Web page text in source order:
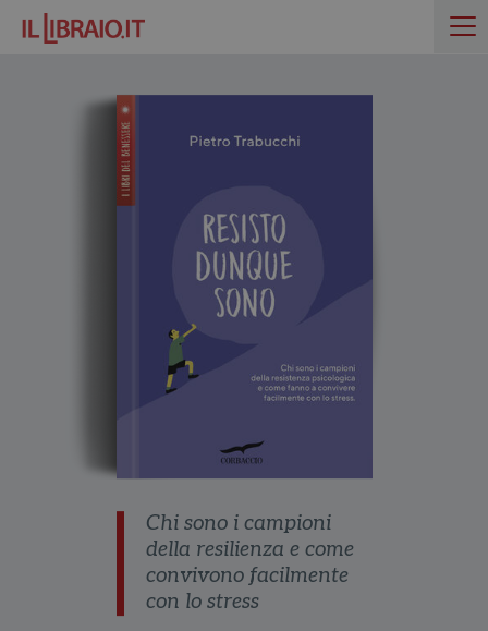
Chi sono i campioni
della resilienza e come
convivono facilmente
con lo stress